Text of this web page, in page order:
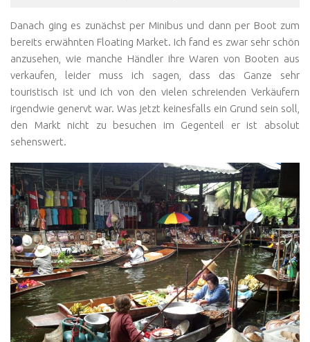
Danach ging es zunächst per Minibus und dann per Boot zum
bereits erwähnten Floating Market. Ich fand es zwar sehr schön
anzusehen, wie manche Händler ihre Waren von Booten aus
verkaufen, leider muss ich sagen, dass das Ganze sehr
touristisch ist und ich von den vielen schreienden Verkäufern
irgendwie genervt war. Was jetzt keinesfalls ein Grund sein soll,
den Markt nicht zu besuchen im Gegenteil er ist absolut
sehenswert.